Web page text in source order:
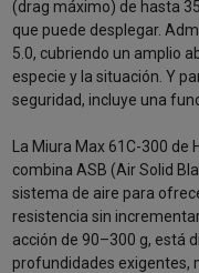
(drag máximo) de hasta
que puede desplegar.
5.0, cubriendo un amplio
especie y la situación. Y
seguridad, incluye una
La Miura Max 61C-300
combina ASB (Air Solid
sistema de aire para
resistencia sin
acción de 90–300 g, está
profundidades exigentes,